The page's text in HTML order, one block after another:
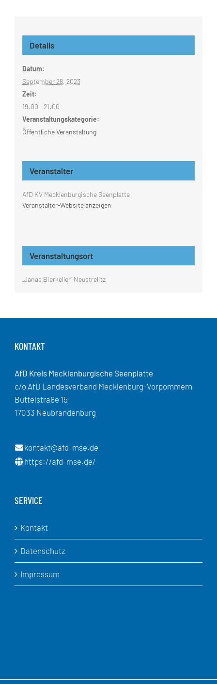
Details
Datum:
September 28, 2023
Zeit:
19:00 - 21:00
Veranstaltungskategorie:
Öffentliche Veranstaltung
Veranstalter
AfD KV Mecklenburgische Seenplatte
Veranstalter-Website anzeigen
Veranstaltungsort
„Janas Bierkeller“ Neustrelitz
KONTAKT
AfD Kreis Mecklenburgische Seenplatte
c/o AfD Landesverband Mecklenburg-Vorpommern
Buttelstraße 15
17033 Neubrandenburg
kontakt@afd-mse.de
https://afd-mse.de/
SERVICE
Kontakt
Datenschutz
Impressum